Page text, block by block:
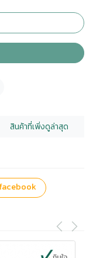
สินค้าที่เพิ่งดูล่าสุด